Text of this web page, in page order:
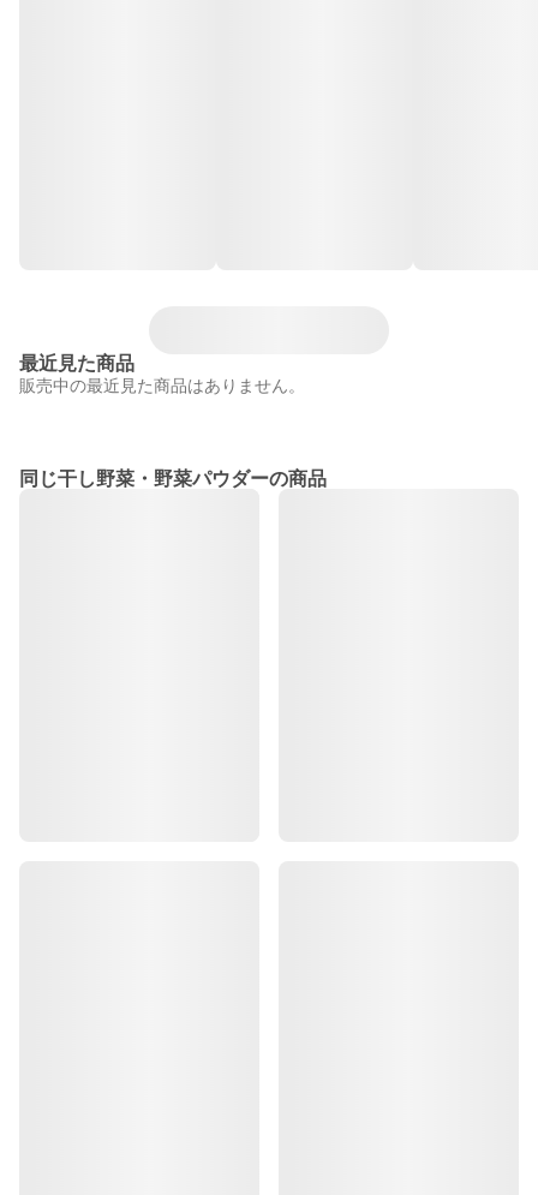
最近見た商品
販売中の最近見た商品はありません。
同じ干し野菜・野菜パウダーの商品